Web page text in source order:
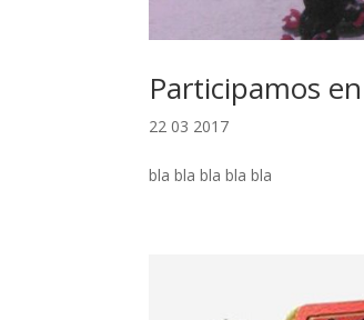
Participamos
22 03 2017
bla bla bla bla bla